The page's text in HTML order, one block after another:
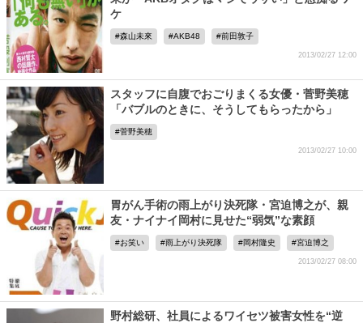
ケ
森山未來 AKB48 前田敦子
2013/02/27 12:00
スタッフに自腹でおごりまくる女優・菅野美穂
「バブルのときに、そうしてもらったから」
菅野美穂
2013/02/27 10:00
胃がん手術の雨上がり決死隊・宮迫博之が、親
友・ナイナイ岡村に見せた“弱気”な素顔
お笑い 雨上がり決死隊 岡村隆史 宮迫博之
2013/02/27 08:00
野村総研、社員によるワイセツ被害女性を“逆